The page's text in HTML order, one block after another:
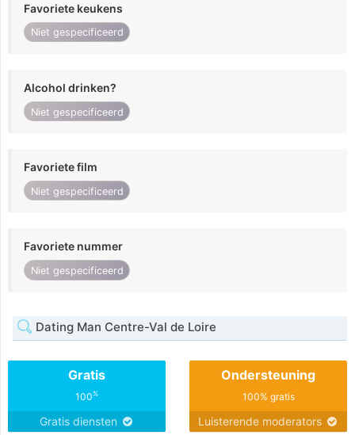
Favoriete keukens
Niet gespecificeerd
Alcohol drinken?
Niet gespecificeerd
Favoriete film
Niet gespecificeerd
Favoriete nummer
Niet gespecificeerd
Dating Man Centre-Val de Loire
Gratis
100%
Gratis diensten
Ondersteuning
100% gratis
Luisterende moderators